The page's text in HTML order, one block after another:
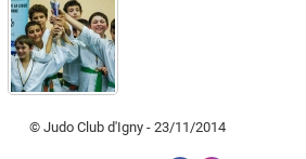
© Judo Club d'Igny - 23/11/2014